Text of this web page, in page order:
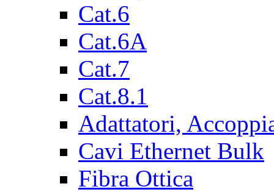
Cat.6
Cat.6A
Cat.7
Cat.8.1
Adattatori,
Cavi Ethernet Bulk
Fibra Ottica